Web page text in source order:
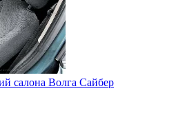
салона Волга Сайбер